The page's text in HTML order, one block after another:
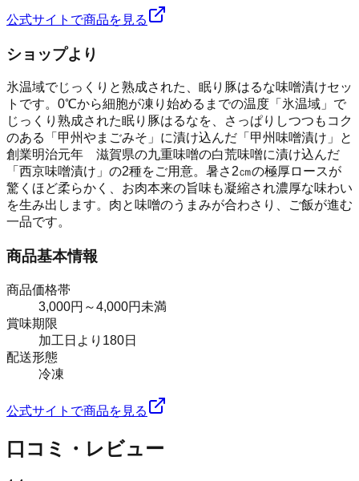
公式サイトで商品を見る
ショップより
氷温域でじっくりと熟成された、眠り豚はるな味噌漬けセッ
トです。0℃から細胞が凍り始めるまでの温度「氷温域」で
じっくり熟成された眠り豚はるなを、さっぱりしつつもコク
のある「甲州やまごみそ」に漬け込んだ「甲州味噌漬け」と
創業明治元年 滋賀県の九重味噌の白荒味噌に漬け込んだ
「西京味噌漬け」の2種をご用意。暑さ2㎝の極厚ロースが
驚くほど柔らかく、お肉本来の旨味も凝縮され濃厚な味わい
を生み出します。肉と味噌のうまみが合わさり、ご飯が進む
一品です。
商品基本情報
商品価格帯
3,000円～4,000円未満
賞味期限
加工日より180日
配送形態
冷凍
公式サイトで商品を見る
口コミ・レビュー